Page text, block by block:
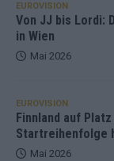
EUROVISION
Von JJ bis Lordi:
in Wien
Mai 2026
EUROVISION
Finnland auf
Startreihenfolge
Mai 2026